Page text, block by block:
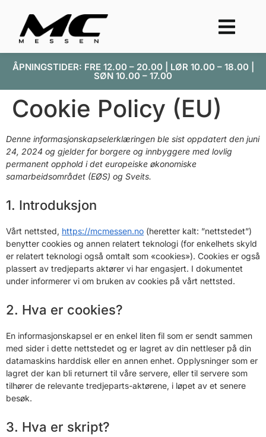
ÅPNINGSTIDER: FRE 12.00 – 20.00 | LØR 10.00 – 18.00 |
SØN 10.00 – 17.00
Cookie Policy (EU)
Denne informasjonskapselerklæringen ble sist oppdatert den juni
24, 2024 og gjelder for borgere og innbyggere med lovlig
permanent opphold i det europeiske økonomiske
samarbeidsområdet (EØS) og Sveits.
1. Introduksjon
Vårt nettsted, https://mcmessen.no (heretter kalt: ”nettstedet”)
benytter cookies og annen relatert teknologi (for enkelhets skyld
er relatert teknologi også omtalt som «cookies»). Cookies er også
plassert av tredjeparts aktører vi har engasjert. I dokumentet
under informerer vi om bruken av cookies på vårt nettsted.
2. Hva er cookies?
En informasjonskapsel er en enkel liten fil som er sendt sammen
med sider i dette nettstedet og er lagret av din nettleser på din
datamaskins harddisk eller en annen enhet. Opplysninger som er
lagret der kan bli returnert til våre servere, eller til servere som
tilhører de relevante tredjeparts-aktørene, i løpet av et senere
besøk.
3. Hva er skript?